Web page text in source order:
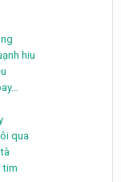
hiu
qua
tim